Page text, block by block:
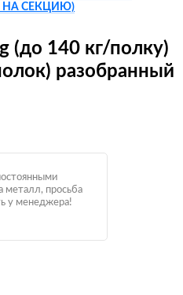
НА СЕКЦИЮ)
(до 140 кг/полку)
разобранный
металл, просьба
у менеджера!